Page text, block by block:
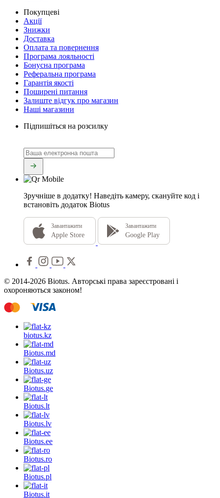
Покупцеві
Акції
Знижки
Доставка
Оплата та повернення
Програма лояльності
Бонусна програма
Реферальна програма
Гарантія якості
Поширені питання
Залиште відгук про магазин
Наші магазини
Підпишіться на розсилку
Зручніше в додатку! Наведіть камеру, скануйте код і
встановіть додаток Biotus
Завантажити
Apple Store
Завантажити
Google Play
© 2014-2026 Biotus. Авторські права зареєстровані і
охороняються законом!
biotus.kz
Biotus.md
Biotus.uz
Biotus.ge
Biotus.lt
Biotus.lv
Biotus.ee
Biotus.ro
Biotus.pl
Biotus.it